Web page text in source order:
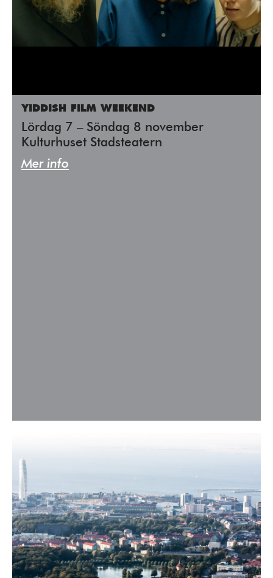
YIDDISH FILM WEEKEND
Lördag 7 – Söndag 8 november
Kulturhuset Stadsteatern
Mer info